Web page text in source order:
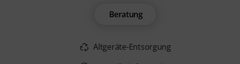
Beratung
Altgeräte-Entsorgung